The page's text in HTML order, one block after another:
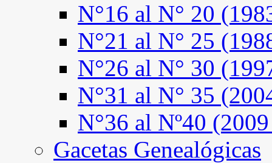
N°16 al N° 20
N°21 al N° 25
N°26 al N° 30
N°31 al N° 35
N°36 al Nº40
Gacetas Genealógicas